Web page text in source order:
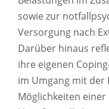
sowie zur
Versorgung nach
Darüber hinaus
ihre eigenen
im Umgang mit der
Möglichkeiten